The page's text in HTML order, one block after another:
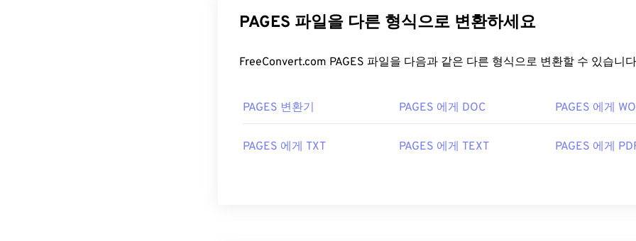
PAGES 파일을 다른 형식으로 변환하세요
FreeConvert.com PAGES 파일을 다음과 같은 다른 형식으로 변환할 수 있습니
PAGES 변환기 PAGES 에게 DOC PAGES 에게
PAGES 에게 TXT PAGES 에게 TEXT PAGES 에게